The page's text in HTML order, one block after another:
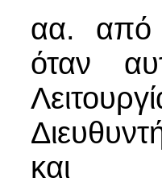
αα. από
όταν
και